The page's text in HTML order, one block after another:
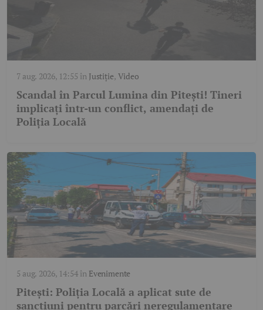
7 aug. 2026, 12:55 în Justiție, Video
Scandal în Parcul Lumina din Pitești! Tineri
implicați într-un conflict, amendați de
Poliția Locală
5 aug. 2026, 14:54în Evenimente
Pitești: Poliția Locală a aplicat sute de
sancțiuni pentru parcări neregulamentare